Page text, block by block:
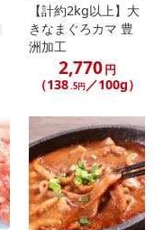
たん決済）、ソフトバ
AEON Pay、Amazon
トへ遷移します。
期限日にお支払いを完
うえでお申し込みくだ
品の発送完了後、配送
【計約2kg以上】大
きなまぐろカマ 豊
洲加工
2,770円
（138.5円／100g）